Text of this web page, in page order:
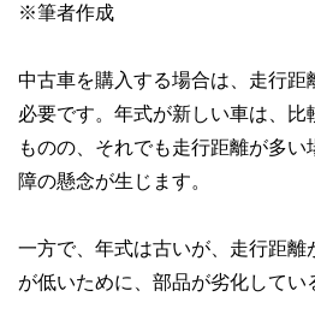
※筆者作成
中古車を購入する場合は、走行距
必要です。年式が新しい車は、比
ものの、それでも走行距離が多
障の懸念が生じます。
一方で、年式は古いが、走行距離
が低いために、部品が劣化してい